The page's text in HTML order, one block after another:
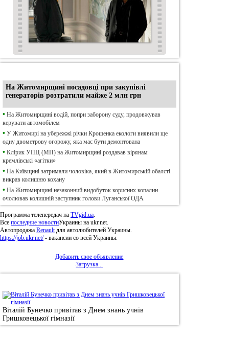
На Житомирщині посадовці при закупівлі
генераторів розтратили майже 2 млн грн
• На Житомирщині водій, попри заборону суду, продовжував
керувати автомобілем
• У Житомирі на убережжі річки Крошенка екологи виявили ще
одну двометрову огорожу, яка має бути демонтована
• Клірик УПЦ (МП) на Житомирщині роздавав вірянам
кремлівські «агітки»
• На Київщині затримали чоловіка, який в Житомирській обалсті
викрав колишню кохану
• На Житомирщині незаконний видобуток корисних копалин
очолював колишній заступник голови Луганської ОДА
Программа телепередач на TVgid.ua.
Все последние новостиУкраины на ukr.net.
Автопродажа Renaultдля автолюбителей Украины.
https://job.ukr.net/- вакансии со всей Украины.
Добавить свое объявление
Загрузка...
Віталій Бунечко привітав з Днем знань учнів
Гришковецької гімназії